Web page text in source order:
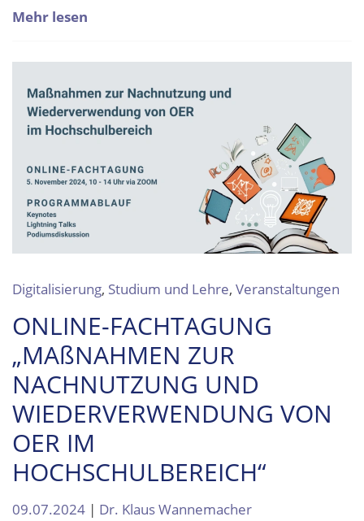
Mehr lesen
Digitalisierung, Studium und Lehre, Veranstaltungen
ONLINE-FACHTAGUNG
„MAßNAHMEN ZUR
NACHNUTZUNG UND
WIEDERVERWENDUNG VON
OER IM
HOCHSCHULBEREICH“
09.07.2024 | Dr. Klaus Wannemacher